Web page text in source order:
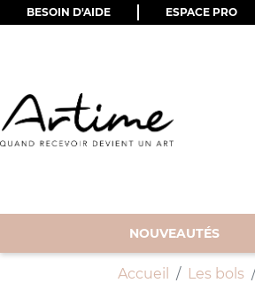
BESOIN D'AIDE ESPACE PRO
NOUVEAUTÉS
Accueil Les bols